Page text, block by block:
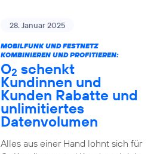
28. Januar 2025
MOBILFUNK UND FESTNETZ
KOMBINIEREN UND PROFITIEREN:
O2 schenkt
Kundinnen und
Kunden Rabatte und
unlimitiertes
Datenvolumen
Alles aus einer Hand lohnt sich für